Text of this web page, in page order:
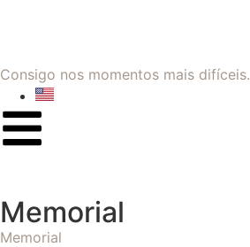
Consigo nos momentos mais difíceis.
Memorial
Memorial